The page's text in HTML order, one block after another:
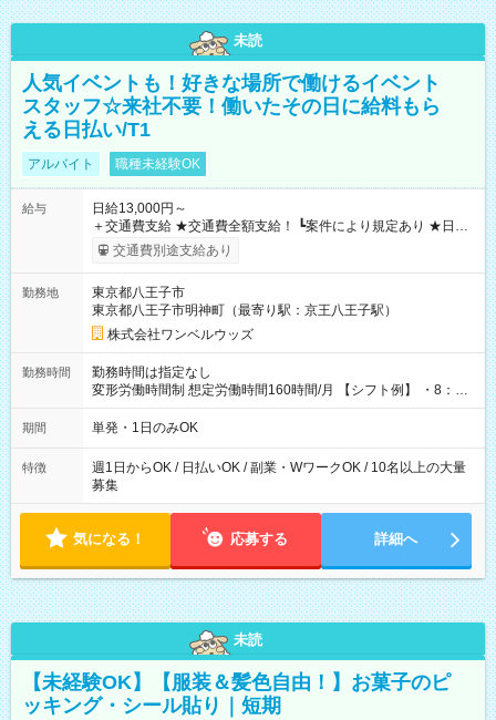
未読
人気イベントも！好きな場所で働けるイベント
スタッフ☆来社不要！働いたその日に給料もら
える日払い/T1
アルバイト 職種未経験OK
給与
日給13,000円～
＋交通費支給 ★交通費全額支給！ ┗案件により規定あり ★日払
いOK！（規定あり） ┗働いたその日に現金GET♪ お仕事後はコ
ンビニATMから 日払い分を引き落とせます！ 【試用期間】試
交通費別途支給あり
勤務地
東京都八王子市
東京都八王子市明神町（最寄り駅：京王八王子駅）
株式会社ワンベルウッズ
勤務時間
勤務時間は指定なし
変形労働時間制 想定労働時間160時間/月 【シフト例】 ・8：00
～21：00
期間 単発・1日のみOK
特徴
週1日からOK / 日払いOK / 副業・WワークOK / 10名以上の大量
募集
気になる！ 応募する 詳細へ
未読
【未経験OK】【服装＆髪色自由！】お菓子のピ
ッキング・シール貼り｜短期